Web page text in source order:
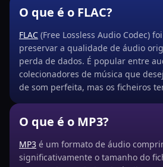
O que é o FLAC?
FLAC (Free Lossless Audio Codec)
preservar a qualidade de áudio
perda de dados. É popular entre
colecionadores de música que
de som perfeita, mas os ficheiros
O que é o MP3?
MP3 é um formato de áudio
significativamente o tamanho do